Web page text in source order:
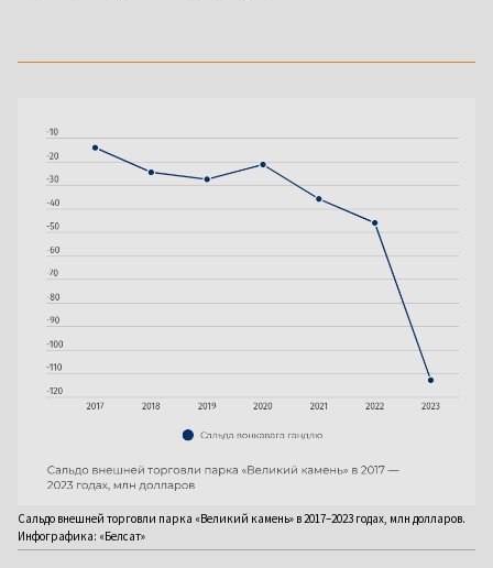
Сальдо внешней торговли парка «Великий камень» в 2017–2023 годах, млн долларов.
Инфографика: «Белсат»